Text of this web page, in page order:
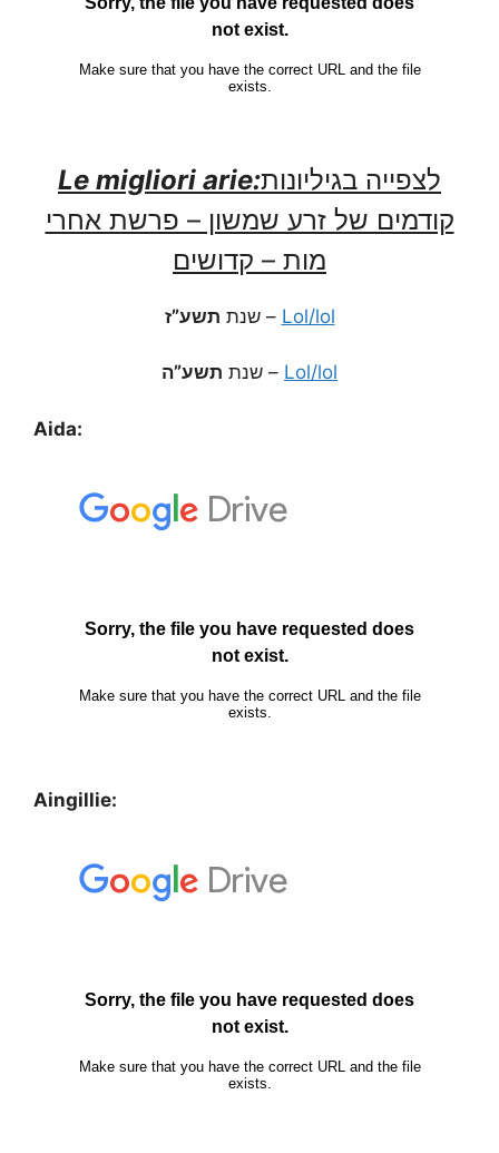
Le migliori arie:לצפייה בגיליונות
קודמים של זרע שמשון – פרשת אחרי
מות – קדושים
שנת תשע”ז – Lol/lol
שנת תשע”ה – Lol/lol
Aida:
Aingillie: